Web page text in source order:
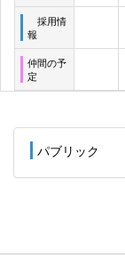
採用情
報
仲間の予
定
パブリック